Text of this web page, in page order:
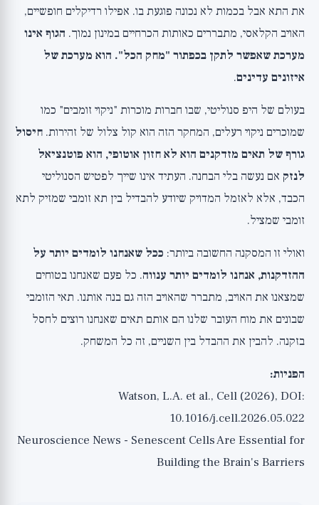
את התא אבל בכמות לא נכונה פוגעת בו. אפילו רדיקלים חופשיים,
האויב הקלאסי, מתבררים כאותות הכרחיים במינון נמוך. הגוף אינו
מערכת שאפשר לתקן בכפתור "מחק הכל". הוא מערכת של
איזונים עדינים.
בעולם של היפ סנוליטי, שבו חברות מוכרות "ניקוי זומבים" כמו
שמוכרים ניקוי רעלים, המחקר הזה הוא קול צלול של זהירות. חיסול
גורף של תאים מזדקנים הוא לא חזון אוטופי, הוא פוטנציאל
לנזק אם נעשה בלי הבחנה. העתיד אינו שייך לפטיש הסנוליטי
הכבד, אלא לאזמל המדויק שיודע להבדיל בין תא זומבי שמזיק לתא
זומבי שמציל.
ואולי זו המסקנה החשובה ביותר: ככל שאנחנו לומדים יותר על
ההזדקנות, אנחנו לומדים יותר ענווה. כל פעם שאנחנו בטוחים
שמצאנו את האויב, מתברר שהאויב הזה גם בנה אותנו. תאי הזומבי
שבונים את מוח העובר שלנו הם אותם תאים שאנחנו רוצים לחסל
בזקנה. להבין את ההבדל בין השניים, זה כל המשחק.
הפניות:
Watson, L.A. et al., Cell (2026), DOI:
10.1016/j.cell.2026.05.022
Neuroscience News - Senescent Cells Are Essential for
Building the Brain's Barriers